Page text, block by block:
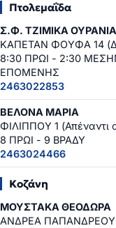
Πτολεμαΐδα
Σ.Φ. ΤΖΙΜΙΚΑ
ΚΑΠΕΤΑΝ ΦΟΥΦΑ 14
8:30 ΠΡΩΙ - 2:30
ΕΠΟΜΕΝΗΣ
2463022853
ΒΕΛΟΝΑ ΜΑΡΙΑ
ΦΙΛΙΠΠΟΥ 1 (Απέναντι
8 ΠΡΩΙ - 9 ΒΡΑΔΥ
2463024466
Κοζάνη
ΜΟΥΣΤΑΚΑ ΘΕΟΔΩΡΑ
ΑΝΔΡΕΑ ΠΑΠΑΝΔΡΕΟΥ